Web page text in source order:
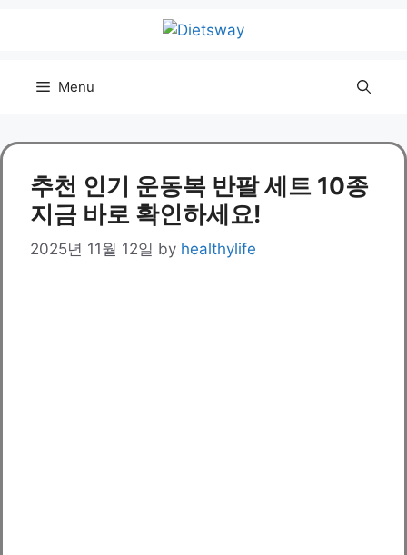
Menu
추천 인기 운동복 반팔 세트 10종
지금 바로 확인하세요!
2025년 11월 12일 by healthylife